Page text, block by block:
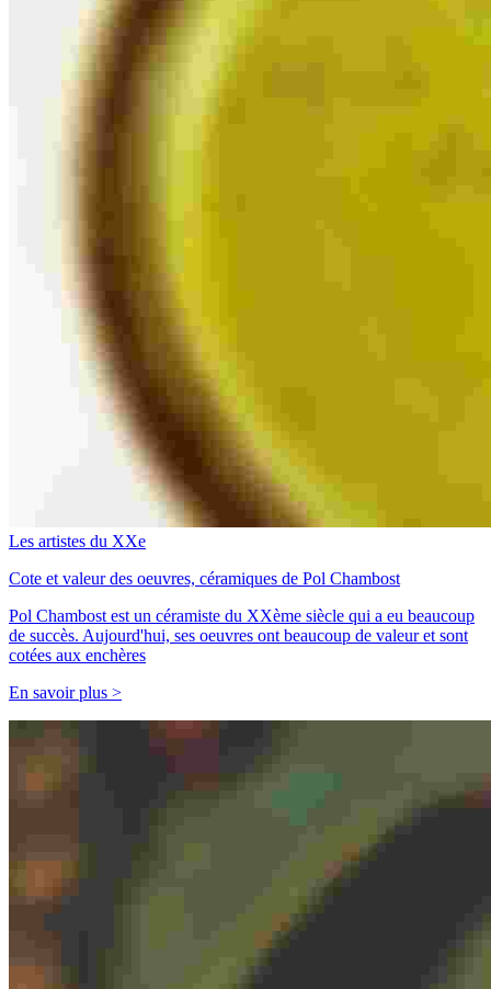
Les artistes du XXe
Cote et valeur des oeuvres, céramiques de Pol Chambost
Pol Chambost est un céramiste du XXème siècle qui a eu beaucoup
de succès. Aujourd'hui, ses oeuvres ont beaucoup de valeur et sont
cotées aux enchères
En savoir plus >